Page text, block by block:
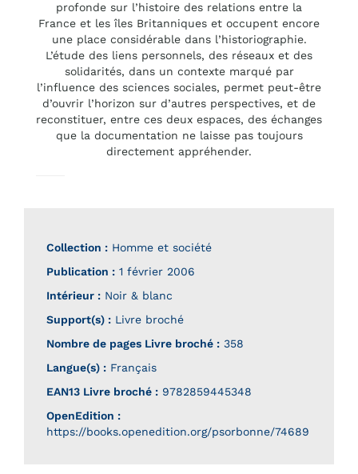
profonde sur l’histoire des relations entre la
France et les îles Britanniques et occupent encore
une place considérable dans l’historiographie.
L’étude des liens personnels, des réseaux et des
solidarités, dans un contexte marqué par
l’influence des sciences sociales, permet peut-être
d’ouvrir l’horizon sur d’autres perspectives, et de
reconstituer, entre ces deux espaces, des échanges
que la documentation ne laisse pas toujours
directement appréhender.
Collection : Homme et société
Publication : 1 février 2006
Intérieur : Noir & blanc
Support(s) : Livre broché
Nombre de pages Livre broché : 358
Langue(s) : Français
EAN13 Livre broché : 9782859445348
OpenEdition :
https://books.openedition.org/psorbonne/74689